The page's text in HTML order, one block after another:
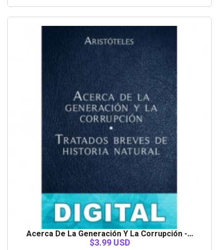
Acerca De La Generación Y La Corrupción -...
$3.99 USD